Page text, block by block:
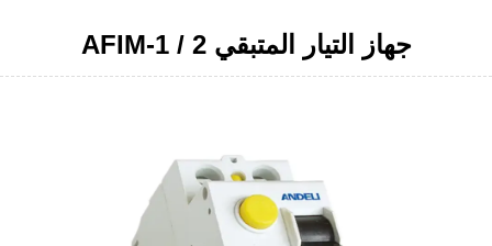
AFIM-1 / 2 جهاز التيار المتبقي